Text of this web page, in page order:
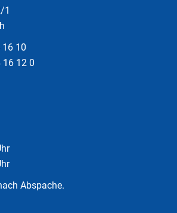
1
10
16 12 0
Abspache.